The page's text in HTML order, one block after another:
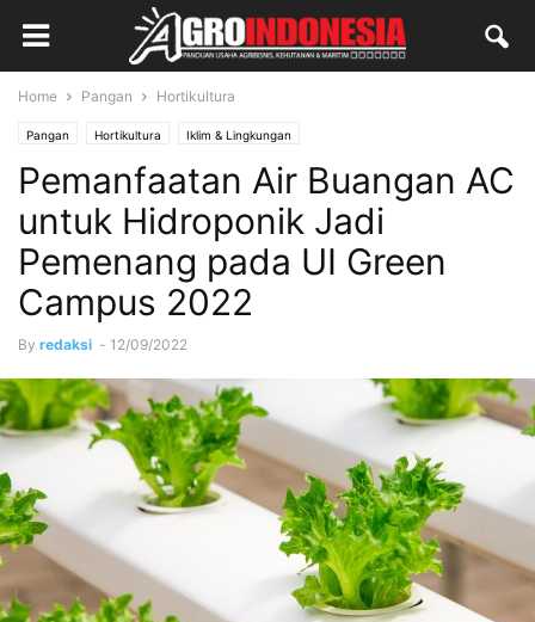
Home Pangan Hortikultura
Pangan Hortikultura Iklim & Lingkungan
Pemanfaatan Air Buangan AC
untuk Hidroponik Jadi
Pemenang pada UI Green
Campus 2022
By redaksi - 12/09/2022